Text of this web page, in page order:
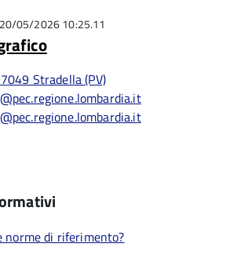
05/2026 10:25.11
Stradella (PV)
norme di riferimento?